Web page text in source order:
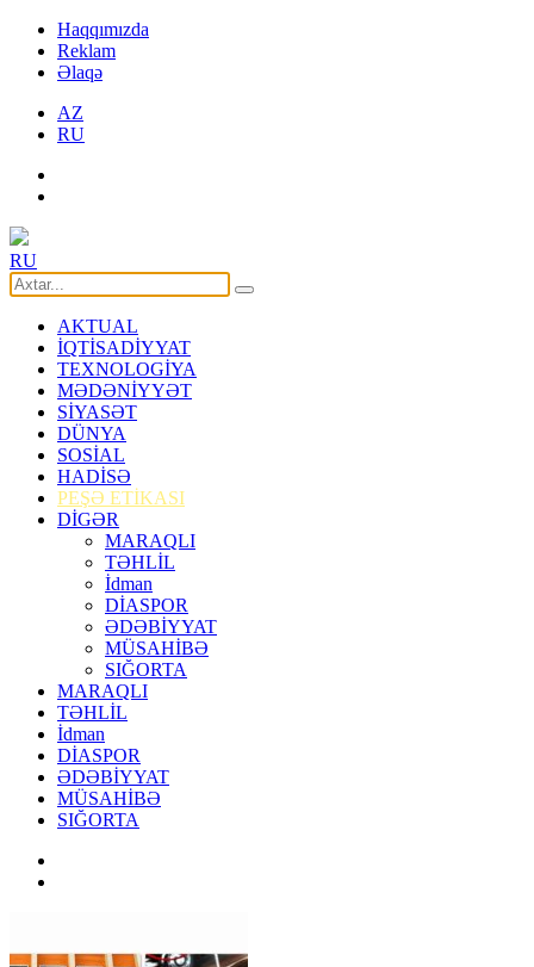
Haqqımızda
Reklam
Əlaqə
AZ
RU
RU
AKTUAL
İQTİSADİYYAT
TEXNOLOGİYA
MƏDƏNİYYƏT
SİYASƏT
DÜNYA
SOSİAL
HADİSƏ
PEŞƏ ETİKASI
DİGƏR
MARAQLI
TƏHLİL
İdman
DİASPOR
ƏDƏBİYYAT
MÜSAHİBƏ
SIĞORTA
MARAQLI
TƏHLİL
İdman
DİASPOR
ƏDƏBİYYAT
MÜSAHİBƏ
SIĞORTA